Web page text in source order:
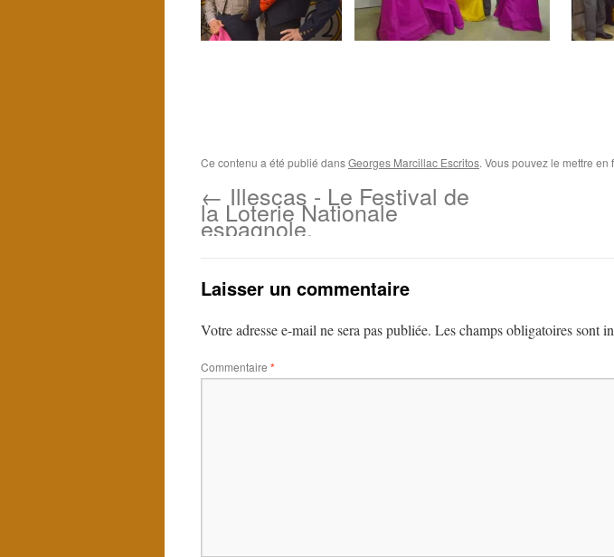
Ce contenu a été publié dansGeorges Marcillac Escritos. Vous pouvez le mettre en
← Illescas - Le Festival de
la Loterie Nationale
espagnole.
Laisser un commentaire
Votre adresse e-mail ne sera pas publiée. Les champs obligatoires sont
Commentaire *